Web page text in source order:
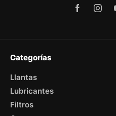
Categorías
Llantas
Lubricantes
Filtros